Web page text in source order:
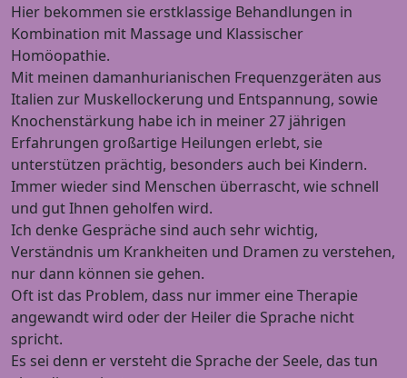
Hier bekommen sie erstklassige Behandlungen in
Kombination mit Massage und Klassischer
Homöopathie.
Mit meinen damanhurianischen Frequenzgeräten aus
Italien zur Muskellockerung und Entspannung, sowie
Knochenstärkung habe ich in meiner 27 jährigen
Erfahrungen großartige Heilungen erlebt, sie
unterstützen prächtig, besonders auch bei Kindern.
Immer wieder sind Menschen überrascht, wie schnell
und gut Ihnen geholfen wird.
Ich denke Gespräche sind auch sehr wichtig,
Verständnis um Krankheiten und Dramen zu verstehen,
nur dann können sie gehen.
Oft ist das Problem, dass nur immer eine Therapie
angewandt wird oder der Heiler die Sprache nicht
spricht.
Es sei denn er versteht die Sprache der Seele, das tun